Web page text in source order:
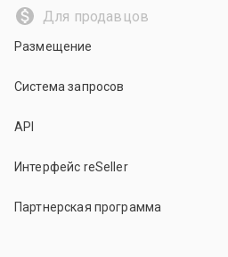
Для продавцов
Размещение
Система запросов
API
Интерфейс reSeller
Партнерская программа